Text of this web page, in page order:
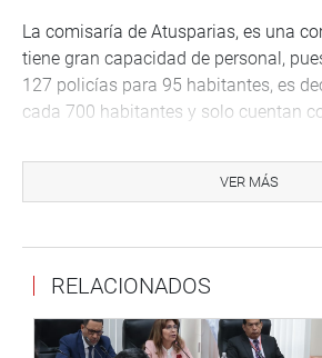
La comisaría de Atusparias, es una
tiene gran capacidad de personal,
127 policías para 95 habitantes, es
cada 700 habitantes y solo cuentan
es muy agreste para los vehículos,
mucha rapidez por lo que necesitan
problemas que aquejan al distrito
familiar y robos a mano armada, y
pero no menos importante, la
VER MÁS
RELACIONADOS